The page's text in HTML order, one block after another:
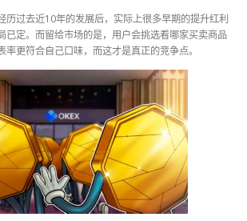
历过去近10年的发展后，实际上很多早期的提升红利
已定。而留给市场的是，用户会挑选看哪家买卖商品
更符合自己口味，而这才是真正的竞争点。